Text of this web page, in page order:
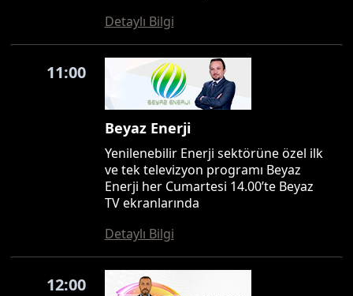
Detaylı Bilgi
11:00
Beyaz Enerji
Yenilenebilir Enerji sektörüne özel ilk
ve tek televizyon programı Beyaz
Enerji her Cumartesi 14.00’te Beyaz
TV ekranlarında
Detaylı Bilgi
12:00